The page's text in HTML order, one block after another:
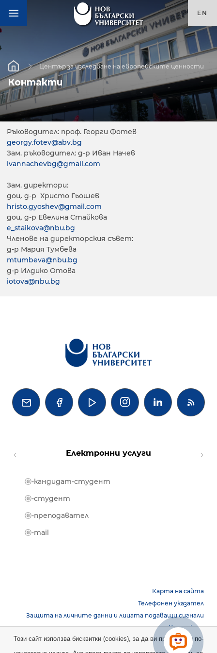
EN
Център за изследване на европейските ценности
Контакти
Ръководител: проф. Георги Фотев
georgy.fotev@abv.bg
Зам. ръководител: д-р Иван Начев
ivannachevbg@gmail.com
Зам. директори:
доц. д-р Христо Гьошев
hristo.gyoshev@gmail.com
доц. д-р Евелина Стайкова
e_staikova@nbu.bg
Членове на директорския съвет:
д-р Мария Тумбева
mtumbeva@nbu.bg
д-р Илдико Отова
iotova@nbu.bg
   
Електронни услуги
ⓔ-кандидат-студент
ⓔ-студент
ⓔ-преподавател
ⓔ-mail
Карта на сайта
Телефонен указател
Защита на личните данни и лицата подаващи сигнали
Контакти
Този сайт използва бисквитки (cookies), за да ви предостави по-